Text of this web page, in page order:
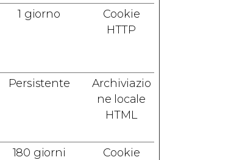
1 giorno
Cookie
HTTP
Persistente
Archiviazio
ne locale
HTML
180 giorni
Cookie